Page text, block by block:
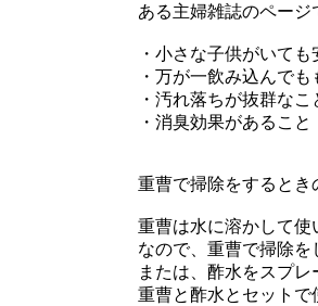
ある主婦雑誌のページ
・小さな子供がいて
・万が一飲み込んで
・汚れ落ちが抜群なこ
・消臭効果があること
重曹で掃除をするとき
重曹は水に溶かして使
なので、重曹で掃除を
または、酢水をスプレ
重曹と酢水とセットで